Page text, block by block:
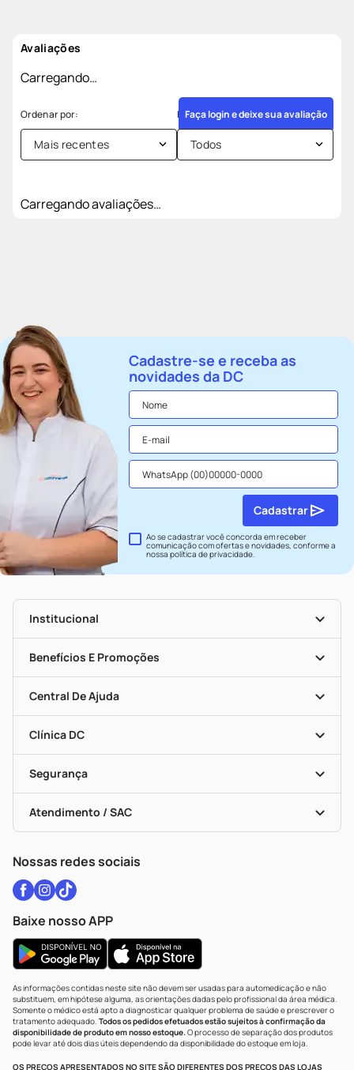
Avaliações
Carregando…
Faça login e deixe sua avaliação
Mais recentes Todos
Carregando avaliações…
Cadastre-se e receba as
novidades da DC
Ao se cadastrar você concorda em receber
comunicação com ofertas e novidades, conforme a
nossapolítica de privacidade.
Cadastrar
Institucional
História
Nossas Lojas
Seja Uma Loja Parceira
Mapa De Categorias
Benefícios E Promoções
Clube DC
Convênios
Programa Popular Do Brasil
Encarte De Ofertas
Dermaclub
Cupons E Ofertas
Black Friday
Central De Ajuda
Entrega
Recompra Programada
Alomed
Formas De Pagamento
Troca E Devolução
Bulas De A A Z
Políticas De Marketplace
Clínica DC
Vacinas
Serviços Farmacêuticos
Testes Rápidos
Autoteste Covid-19
Vacinas
Segurança
Certificado De Segurança
Portal Da Privacidade
Atendimento / SAC
WhatsApp (47) 9202-1687
Nossas redes sociais
Baixe nosso APP
As informações contidas neste site não devem ser usadas para automedicação e não
substituem, em hipótese alguma, as orientações dadas pelo profissional da área médica.
Somente o médico está apto a diagnosticar qualquer problema de saúde e prescrever o
tratamento adequado. Todos os pedidos efetuados estão sujeitos à confirmação da
disponibilidade de produto em nosso estoque.O processo de separação dos produtos
pode levar até dois dias úteis dependendo da disponibilidade do estoque em loja.
OS PREÇOS APRESENTADOS NO SITE SÃO DIFERENTES DOS PREÇOS DAS LOJAS